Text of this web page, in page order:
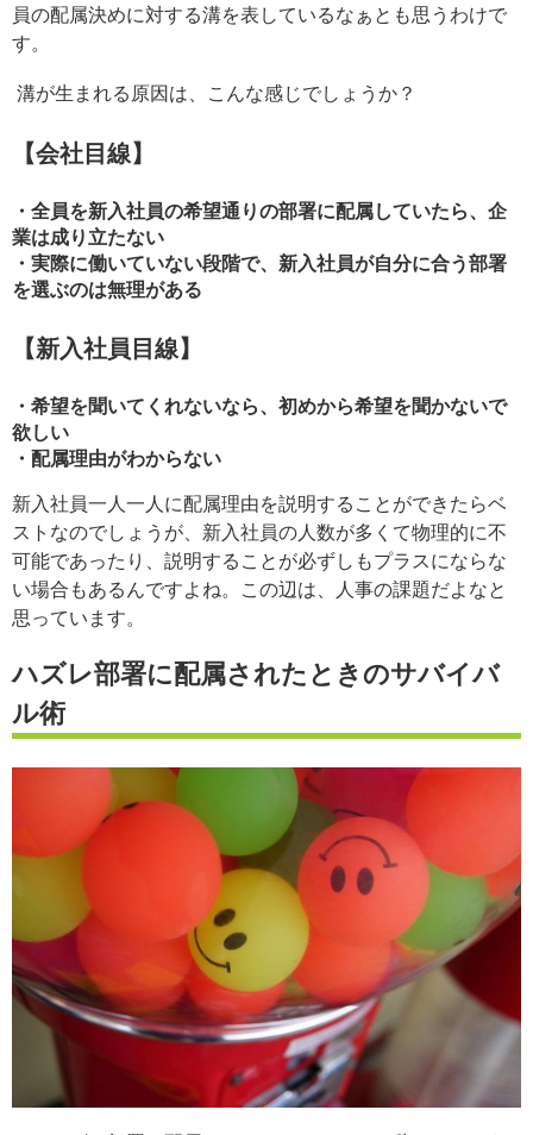
員の配属決めに対する溝を表しているなぁとも思うわけで
す。
溝が生まれる原因は、こんな感じでしょうか？
【会社目線】
・全員を新入社員の希望通りの部署に配属していたら、企
業は成り立たない
・実際に働いていない段階で、新入社員が自分に合う部署
を選ぶのは無理がある
【新入社員目線】
・希望を聞いてくれないなら、初めから希望を聞かないで
欲しい
・配属理由がわからない
新入社員一人一人に配属理由を説明することができたらベ
ストなのでしょうが、新入社員の人数が多くて物理的に不
可能であったり、説明することが必ずしもプラスにならな
い場合もあるんですよね。この辺は、人事の課題だよなと
思っています。
ハズレ部署に配属されたときのサバイバ
ル術